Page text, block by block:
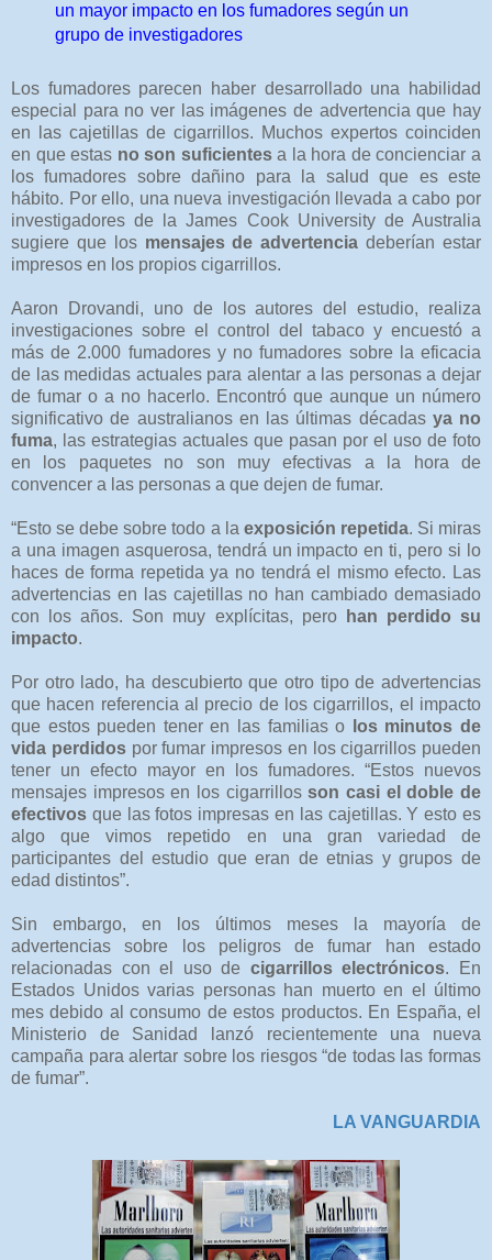
un mayor impacto en los fumadores según un
grupo de investigadores
Los fumadores parecen haber desarrollado una habilidad
especial para no ver las imágenes de advertencia que hay
en las cajetillas de cigarrillos. Muchos expertos coinciden
en que estas no son suficientesa la hora de concienciar a
los fumadores sobre dañino para la salud que es este
hábito. Por ello, una nueva investigación llevada a cabo por
investigadores de la James Cook University de Australia
sugiere que los mensajes de advertencia deberían estar
impresos en los propios cigarrillos.
Aaron Drovandi, uno de los autores del estudio, realiza
investigaciones sobre el control del tabaco y encuestó a
más de 2.000 fumadores y no fumadores sobre la eficacia
de las medidas actuales para alentar a las personas a dejar
de fumar o a no hacerlo. Encontró que aunque un número
significativo de australianos en las últimas décadasya no
fuma, las estrategias actuales que pasan por el uso de foto
en los paquetes no son muy efectivas a la hora de
convencer a las personas a que dejen de fumar.
“Esto se debe sobre todo a la exposición repetida. Si miras
a una imagen asquerosa, tendrá un impacto en ti, pero si lo
haces de forma repetida ya no tendrá el mismo efecto. Las
advertencias en las cajetillas no han cambiado demasiado
con los años. Son muy explícitas, pero
han perdido su
impacto.
Por otro lado, ha descubierto que otro tipo de advertencias
que hacen referencia al precio de los cigarrillos, el impacto
que estos pueden tener en las familias o
los minutos de
vida perdidospor fumar impresos en los cigarrillos pueden
tener un efecto mayor en los fumadores. “Estos nuevos
mensajes impresos en los cigarrillosson casi el doble de
efectivos que las fotos impresas en las cajetillas. Y esto es
algo que vimos repetido en una gran variedad de
participantes del estudio que eran de etnias y grupos de
edad distintos”.
Sin embargo, en los últimos meses la mayoría de
advertencias sobre los peligros de fumar han estado
relacionadas con el uso de cigarrillos electrónicos. En
Estados Unidos varias personas han muerto en el último
mes debido al consumo de estos productos. En España, el
Ministerio de Sanidad lanzó recientemente una nueva
campaña para alertar sobre los riesgos “de todas las formas
de fumar”.
LA VANGUARDIA